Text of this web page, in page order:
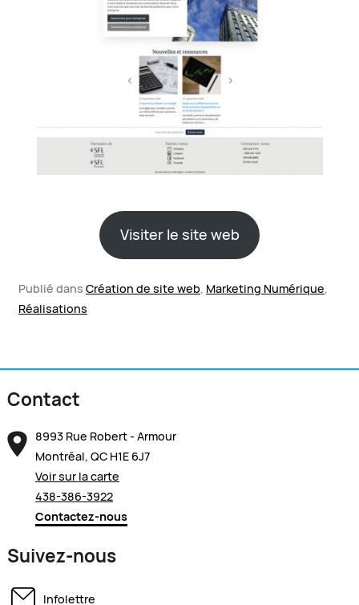
Visiter le site web
Publié dans Création de site web, Marketing Numérique,
Réalisations
Contact
8993 Rue Robert - Armour
Montréal, QC H1E 6J7
Voir sur la carte
438-386-3922
Contactez-nous
Suivez-nous
Infolettre